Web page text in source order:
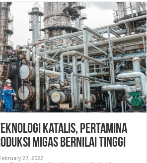
Katalis, Pertamina
Migas Bernilai Tinggi
February 27, 2022